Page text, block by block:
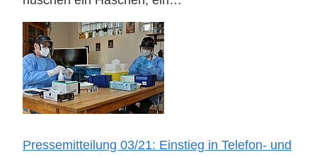
Pressemitteilung 03/21: Einstieg in Telefon- und